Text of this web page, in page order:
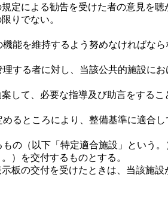
による勧告を受けた者の意見を
りでない。
能を維持するよう努めなければなら
る者に対し、当該公共的施設に
て、必要な指導及び助言をするこ
ところにより、整備基準に適合し
（以下「特定適合施設」という
）を交付するものとする。
の交付を受けたときは、当該施設